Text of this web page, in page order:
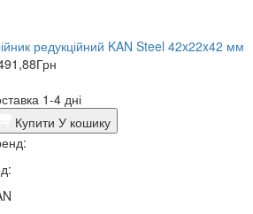
редукційний KAN Steel 42x22x42 мм
Грн
1-4 дні
Купити У кошику